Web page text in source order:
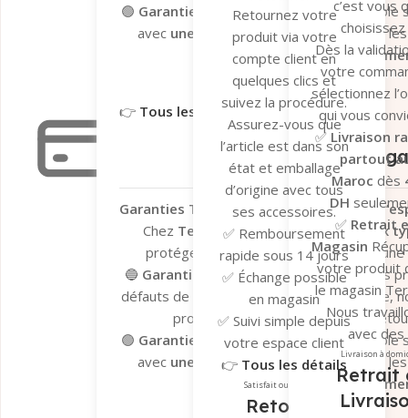
🟢 Garantie Tera.ma Seconde Vie– Valable
avec une couverture de 6 moiscontre les
réparation ou
Garantie du fabricant​ Garantie
👉 Tous les détails ici
Garantie légale
Garantie
Garanties Tera.ma – Votre tranquillité
Chez Tera.ma, nous vous offronsdeux
protéger vos achats et vous garantir une
🔵 Garantie du fabricant– Valable sur les
défauts de fabrication. En cas de problème,
processus de dépannage et de
🟢 Garantie Tera.ma Seconde Vie– Valable
avec une couverture de 6 moiscontre les
réparation ou
Garantie du fabricant​ Garantie
Retournez votre
produit via votre
compte client en
quelques clics et
suivez la procédure.
Assurez-vous que
l’article est dans son
état et emballage
d’origine avec tous
ses accessoires.
✅ Remboursement
rapide sous 14 jours
✅ Échange possible
en magasin
✅ Suivi simple depuis
votre espace client
👉 Tous les détails
ici
Satisfait ou remboursé
Retour et
c’est vous
choisissez
Dès la
votre
sélectionnez
qui vous
✅ Livraison
partout
Maroc dès
DH
✅ Retrait
Magasin
votre produit
le magasin
Nous
avec des
fiables pour
un suivi en
Livraison à
Retrait